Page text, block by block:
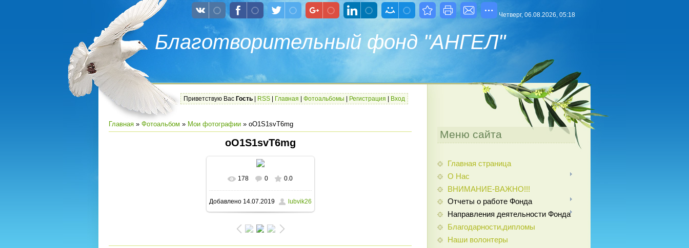
Благотворительный фонд "АНГЕЛ"
Четверг, 06.08.2026, 05:18
Приветствую Вас Гость RSS Главная Фотоальбомы Регистрация Вход
Главная » Фотоальбом » Мои фотографии » oO1S1svT6mg
oO1S1svT6mg
В реальном размере
810x1080/ 226.0Kb
178 0 0.0
Добавлено14.07.2019 lubvik26
Меню сайта
Главная страница
О Нас
ВНИМАНИЕ-ВАЖНО!!!
Отчеты о работе Фонда
Направления деятельности Фонда
Благодарности,дипломы
Наши волонтеры